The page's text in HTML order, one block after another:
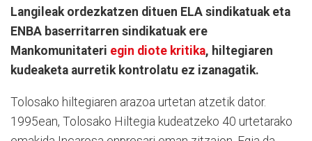
Langileak ordezkatzen dituen ELA sindikatuak eta
ENBA baserritarren sindikatuak ere
Mankomunitateri egin diote kritika, hiltegiaren
kudeaketa aurretik kontrolatu ez izanagatik.
Tolosako hiltegiaren arazoa urtetan atzetik dator.
1995ean, Tolosako Hiltegia kudeatzeko 40 urtetarako